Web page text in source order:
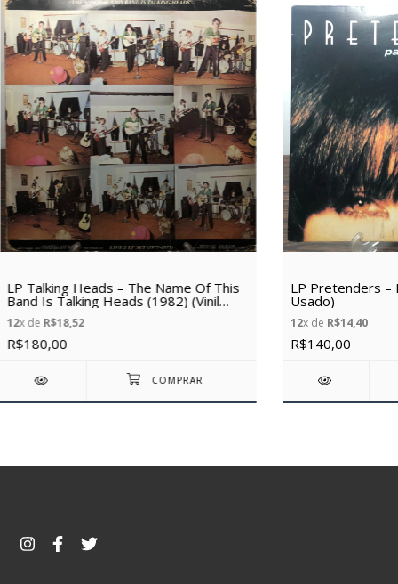
LP Talking Heads – The Name Of This
Band Is Talking Heads (1982) (Vinil
Usado)
12x de R$18,52
R$180,00
LP Pretenders –
Usado)
12x de R$14,40
R$140,00